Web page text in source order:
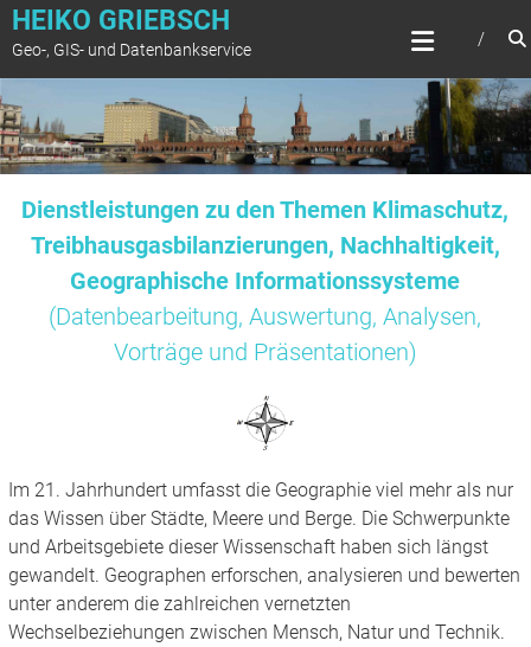
Zum
springen
HEIKO GRIEBSCH
Geo-, GIS- und Datenbankservice
Dienstleistungen zu den Themen Klimaschutz,
Treibhausgasbilanzierungen, Nachhaltigkeit,
Geographische Informationssysteme
(Datenbearbeitung, Auswertung, Analysen,
Vorträge und Präsentationen)
Im 21. Jahrhundert umfasst die Geographie viel mehr als nur
das Wissen über Städte, Meere und Berge. Die Schwerpunkte
und Arbeitsgebiete dieser Wissenschaft haben sich längst
gewandelt. Geographen erforschen, analysieren und bewerten
unter anderem die zahlreichen vernetzten
Wechselbeziehungen zwischen Mensch, Natur und Technik.